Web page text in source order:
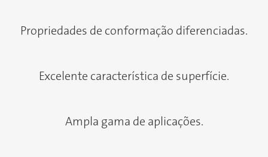
Propriedades de conformação diferenciadas.
Excelente característica de superfície.
Ampla gama de aplicações.